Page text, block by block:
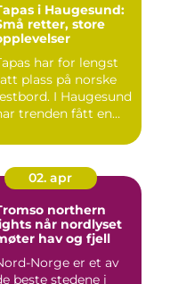
i Haugesund:
retter, store
har for lengst
plass på norske
I Haugesund
trenden fått en
02. apr
northern
når nordlyset
hav og fjell
Norge er et av
beste stedene i